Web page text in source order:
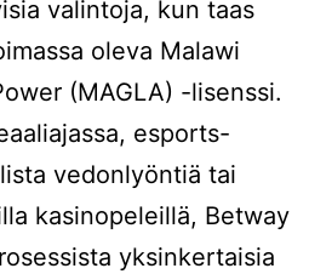
valintoja, kun taas
oleva Malawi
(MAGLA) -lisenssi.
esports-
vedonlyöntiä tai
kasinopeleillä, Betway
yksinkertaisia